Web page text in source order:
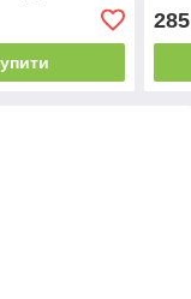
285